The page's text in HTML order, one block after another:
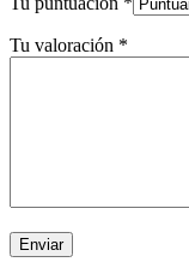
Tu valoración *